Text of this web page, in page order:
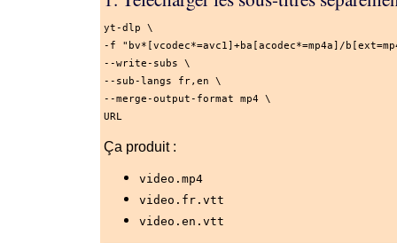
yt-dlp \
-f
"bv*[vcodec*=avc1]+ba[acodec*=mp4a]/
--write-subs \
--sub-langs fr,en \
--merge-output-format mp4 \
URL
Ça produit :
video.mp4
video.fr.vtt
video.en.vtt